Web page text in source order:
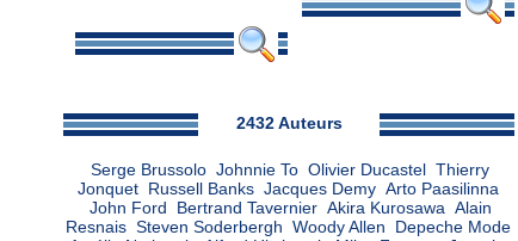
2432 Auteurs
Serge Brussolo Johnnie To Olivier Ducastel
Thierry
Jonquet
Russell Banks Jacques Demy Arto Paasilinna
John Ford
Bertrand Tavernier Akira Kurosawa Alain
Resnais Steven Soderbergh Woody Allen
Depeche Mode